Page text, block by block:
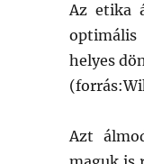
Az etika
optimális
helyes
Azt